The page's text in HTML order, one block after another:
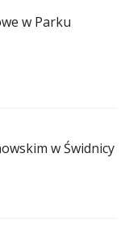
w Parku
w Świdnicy